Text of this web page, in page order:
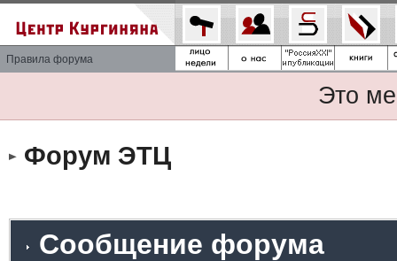
Правила форума
Это
Форум ЭТЦ
Сообщение форума